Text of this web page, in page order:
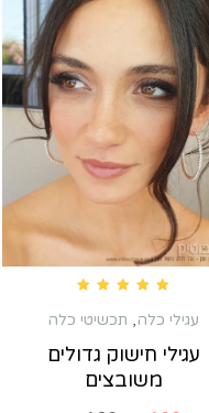
עגילי כלה, תכשיטי כלה
עגילי חישוק גדולים
משובצים